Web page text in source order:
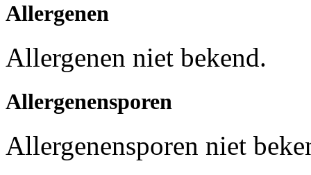
Allergenen
Allergenen niet bekend.
Allergenensporen
Allergenensporen niet